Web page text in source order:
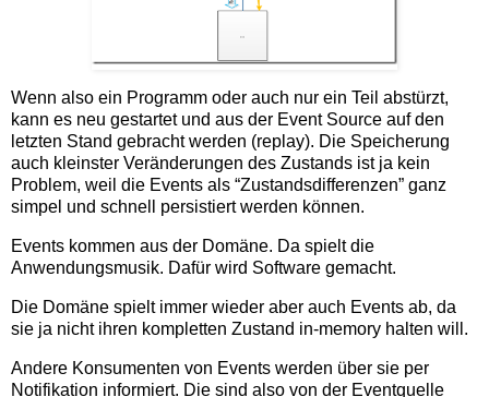
Wenn also ein Programm oder auch nur ein Teil abstürzt,
kann es neu gestartet und aus der Event Source auf den
letzten Stand gebracht werden (replay). Die Speicherung
auch kleinster Veränderungen des Zustands ist ja kein
Problem, weil die Events als “Zustandsdifferenzen” ganz
simpel und schnell persistiert werden können.
Events kommen aus der Domäne. Da spielt die
Anwendungsmusik. Dafür wird Software gemacht.
Die Domäne spielt immer wieder aber auch Events ab, da
sie ja nicht ihren kompletten Zustand in-memory halten will.
Andere Konsumenten von Events werden über sie per
Notifikation informiert. Die sind also von der Eventquelle